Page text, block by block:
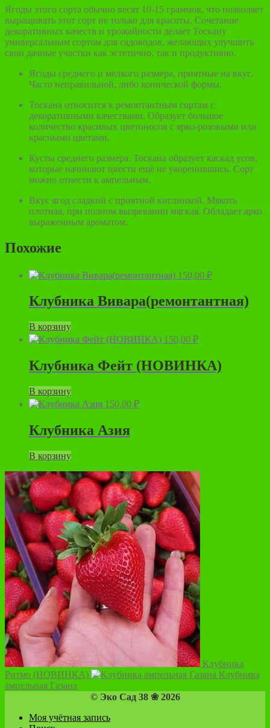
Ягоды этого сорта обычно весят 10-15 граммов, что позволяет
выращивать этот сорт не только для красоты. Сочетание
декоративных качеств и урожайности делает Тоскану
универсальным сортом для садоводов, желающих улучшить
свои дачные участки как эстетично, так и продуктивно.
Ягоды среднего и мелкого размера, приятные на вкус.
Часто неправильной, либо конической формы.
Тоскана относится к ремонтантным сортам с
декоративными качествами. Образует большое
количество красивых цветоносов с ярко-розовыми или
красными цветами.
Кусты среднего размера. Тоскана образует каскад усов,
которые начинают цвести ещё не укоренившись. Сорт
можно отнести к ампельным.
Вкус ягод сладкий с приятной кислинкой. Мякоть
плотная, при полном вызревании мягкая. Обладает ярко
выраженным ароматом.
Похожие
150,00 ₽
Клубника Вивара(ремонтантная)
В корзину
150,00 ₽
Клубника Фейт (НОВИНКА)
В корзину
150,00 ₽
Клубника Азия
В корзину
Клубника
Ритмо (НОВИНКА)
Клубника
ампельная Газана
© Эко Сад 38 ❀ 2026
Моя учётная запись